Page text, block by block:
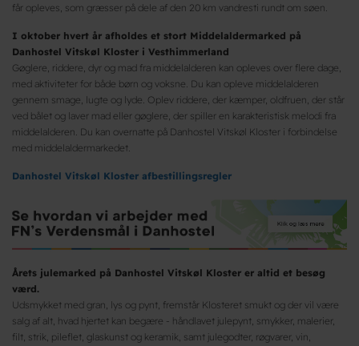
får opleves, som græsser på dele af den 20 km vandresti rundt om søen.
I oktober hvert år afholdes et stort Middelaldermarked på
Danhostel Vitskøl Kloster i Vesthimmerland
Gøglere, riddere, dyr og mad fra middelalderen kan opleves over flere dage,
med aktiviteter for både børn og voksne. Du kan opleve middelalderen
gennem smage, lugte og lyde. Oplev riddere, der kæmper, oldfruen, der står
ved bålet og laver mad eller gøglere, der spiller en karakteristisk melodi fra
middelalderen. Du kan overnatte på Danhostel Vitskøl Kloster i forbindelse
med middelaldermarkedet.
Danhostel Vitskøl Kloster afbestillingsregler
Årets julemarked på Danhostel Vitskøl Kloster er altid et besøg
værd.
Udsmykket med gran, lys og pynt, fremstår Klosteret smukt og der vil være
salg af alt, hvad hjertet kan begære - håndlavet julepynt, smykker, malerier,
filt, strik, pileflet, glaskunst og keramik, samt julegodter, røgvarer, vin,